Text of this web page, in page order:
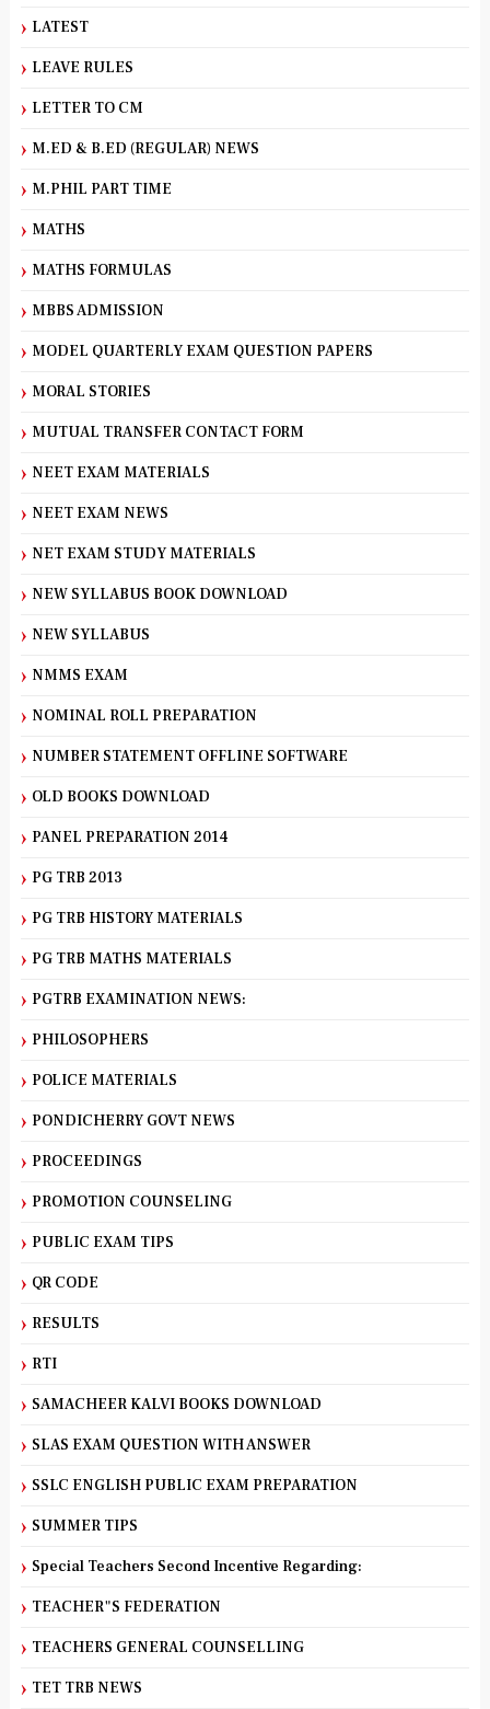
LATEST
LEAVE RULES
LETTER TO CM
M.ED & B.ED (REGULAR) NEWS
M.PHIL PART TIME
MATHS
MATHS FORMULAS
MBBS ADMISSION
MODEL QUARTERLY EXAM QUESTION PAPERS
MORAL STORIES
MUTUAL TRANSFER CONTACT FORM
NEET EXAM MATERIALS
NEET EXAM NEWS
NET EXAM STUDY MATERIALS
NEW SYLLABUS BOOK DOWNLOAD
NEW SYLLABUS
NMMS EXAM
NOMINAL ROLL PREPARATION
NUMBER STATEMENT OFFLINE SOFTWARE
OLD BOOKS DOWNLOAD
PANEL PREPARATION 2014
PG TRB 2013
PG TRB HISTORY MATERIALS
PG TRB MATHS MATERIALS
PGTRB EXAMINATION NEWS:
PHILOSOPHERS
POLICE MATERIALS
PONDICHERRY GOVT NEWS
PROCEEDINGS
PROMOTION COUNSELING
PUBLIC EXAM TIPS
QR CODE
RESULTS
RTI
SAMACHEER KALVI BOOKS DOWNLOAD
SLAS EXAM QUESTION WITH ANSWER
SSLC ENGLISH PUBLIC EXAM PREPARATION
SUMMER TIPS
Special Teachers Second Incentive Regarding:
TEACHER"S FEDERATION
TEACHERS GENERAL COUNSELLING
TET TRB NEWS